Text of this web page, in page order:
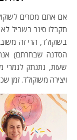
אם אתם מכורים
תקבלו סינר בשביל
הסדנה שבחרתם)
שעות, נתנתק לגמרי
ויצירה משוקולד. זמן